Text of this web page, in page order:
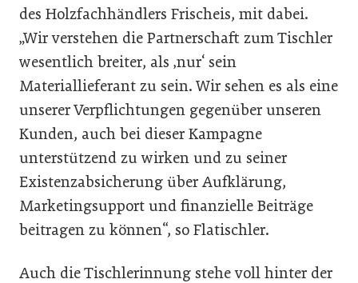
des Holzfachhändlers Frischeis, mit dabei.
„Wir verstehen die Partnerschaft zum Tischler
wesentlich breiter, als ‚nur‘ sein
Materiallieferant zu sein. Wir sehen es als eine
unserer Verpflichtungen gegenüber unseren
Kunden, auch bei dieser Kampagne
unterstützend zu wirken und zu seiner
Existenzabsicherung über Aufklärung,
Marketingsupport und finanzielle Beiträge
beitragen zu können“, so Flatischler.
Auch die Tischlerinnung stehe voll hinter der